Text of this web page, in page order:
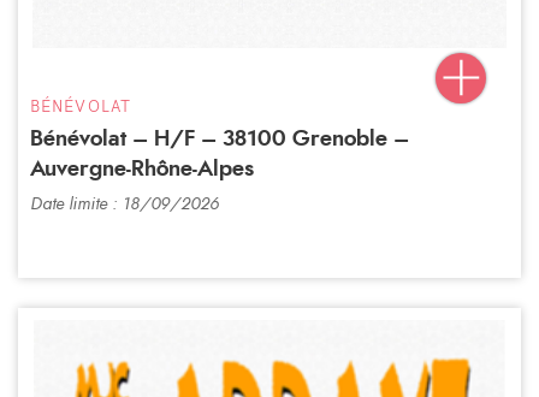
BÉNÉVOLAT
Bénévolat – H/F – 38100 Grenoble –
Auvergne-Rhône-Alpes
Date limite : 18/09/2026